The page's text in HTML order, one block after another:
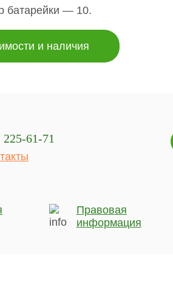
батарейки — 10.
и наличия
225-61-71
Правовая
информация